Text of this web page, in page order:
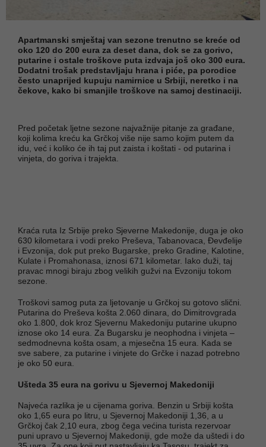
Apartmanski smještaj van sezone trenutno se kreće od
oko 120 do 200 eura za deset dana, dok se za gorivo,
putarine i ostale troškove puta izdvaja još oko 300 eura.
Dodatni trošak predstavljaju hrana i piće, pa porodice
često unaprijed kupuju namirnice u Srbiji, neretko i na
čekove, kako bi smanjile troškove na samoj destinaciji.
Pred početak ljetne sezone najvažnije pitanje za građane,
koji kolima kreću ka Grčkoj više nije samo kojim putem da
idu, već i koliko će ih taj put zaista i koštati - od putarina i
vinjeta, do goriva i trajekta.
Kraća ruta Iz Srbije preko Sjeverne Makedonije, duga je oko
630 kilometara i vodi preko Preševa, Tabanovaca, Đevđelije
i Evzonija, dok put preko Bugarske, preko Gradine, Kalotine,
Kulate i Promahonasa, iznosi 671 kilometar. Iako duži, taj
pravac mnogi biraju zbog velikih gužvi na Evzoniju tokom
sezone.
Troškovi samog puta za ljetovanje u Grčkoj su gotovo slični.
Putarina do Preševa košta 2.060 dinara, do Dimitrovgrada
oko 1.800, dok kroz Sjevernu Makedoniju putarine ukupno
iznose oko 14 eura. Za Bugarsku je neophodna i vinjeta –
sedmodnevna košta osam, a mjesečna 15 eura. Kada se
sve sabere, za putarine i vinjete do Grčke i nazad potrebno
je oko 50 eura.
Ušteda 35 eura na gorivu u Sjevernoj Makedoniji
Najveća razlika je u cijenama goriva. Benzin u Srbiji košta
oko 1,65 eura po litru, u Sjevernoj Makedoniji 1,36, a u
Grčkoj čak 2,10 eura, zbog čega većina turista rezervoar
puni upravo u Sjevernoj Makedoniji, gde može da uštedi i do